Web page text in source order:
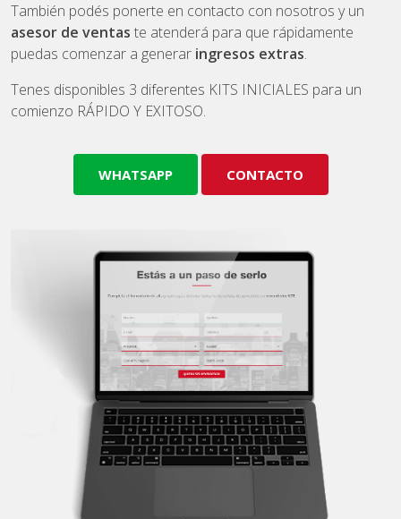
También podés ponerte en contacto con nosotros y un
asesor de ventas te atenderá para que rápidamente
puedas comenzar a generar ingresos extras.
Tenes disponibles 3 diferentes KITS INICIALES para un
comienzo RÁPIDO Y EXITOSO.
WHATSAPP CONTACTO